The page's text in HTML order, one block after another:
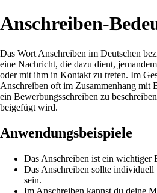
Anschreiben-
Das Wort Anschreiben im Deutschen
eine Nachricht, die dazu dient,
oder mit ihm in Kontakt zu treten. Im
Anschreiben oft im Zusammenhang mit
ein Bewerbungsschreiben zu
beigefügt wird.
Anwendungsbeispiele
Das Anschreiben ist ein wichtiger
Das Anschreiben sollte individuell
sein.
Im Anschreiben kannst du deine